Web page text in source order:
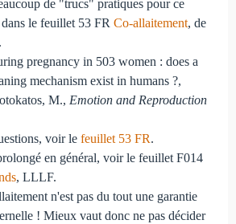
de "trucs" pratiques pour ce
le feuillet 53 FR Co-allaitement, de
pregnancy in 503 women : does a
mechanism exist in humans ?,
M., Emotion and Reproduction
voir le feuillet 53 FR.
en général, voir le feuillet F014
, LLLF.
n'est pas du tout une garantie
! Mieux vaut donc ne pas décider